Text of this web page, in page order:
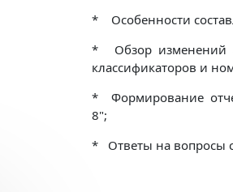
* Особенности
* Обзор изменений
классификаторов и
* Формирование
8";
* Ответы на вопросы